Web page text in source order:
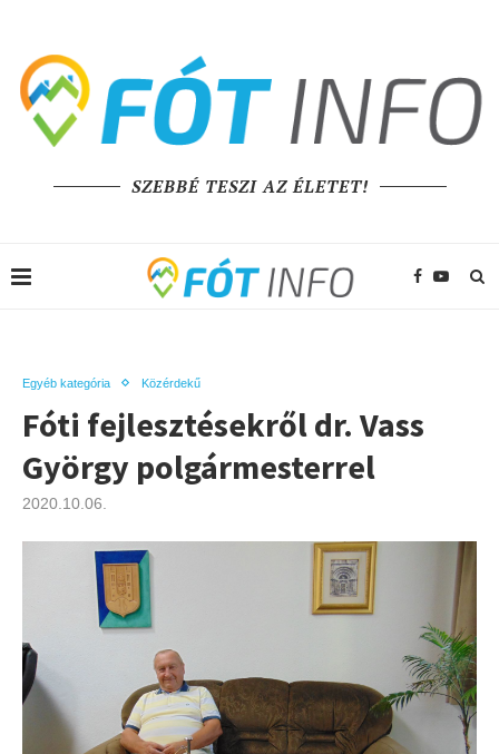
SZEBBÉ TESZI AZ ÉLETET!
Egyéb kategória Közérdekű
Fóti fejlesztésekről dr. Vass
György polgármesterrel
2020.10.06.